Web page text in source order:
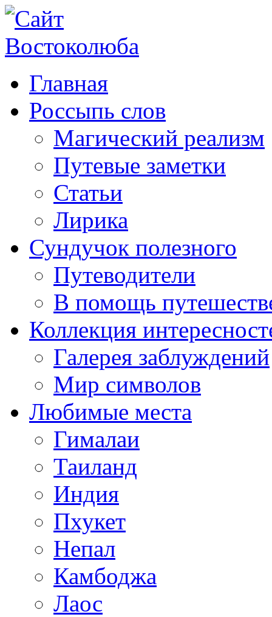
Главная
Россыпь слов
Магический реализм
Путевые заметки
Статьи
Лирика
Сундучок полезного
Путеводители
В помощь
Коллекция
Галерея заблуждений
Мир символов
Любимые места
Гималаи
Таиланд
Индия
Пхукет
Непал
Камбоджа
Лаос